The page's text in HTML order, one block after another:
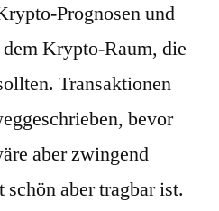
Prognosen und
Krypto-Raum, die
Transaktionen
bevor
aber zwingend
aber tragbar ist.